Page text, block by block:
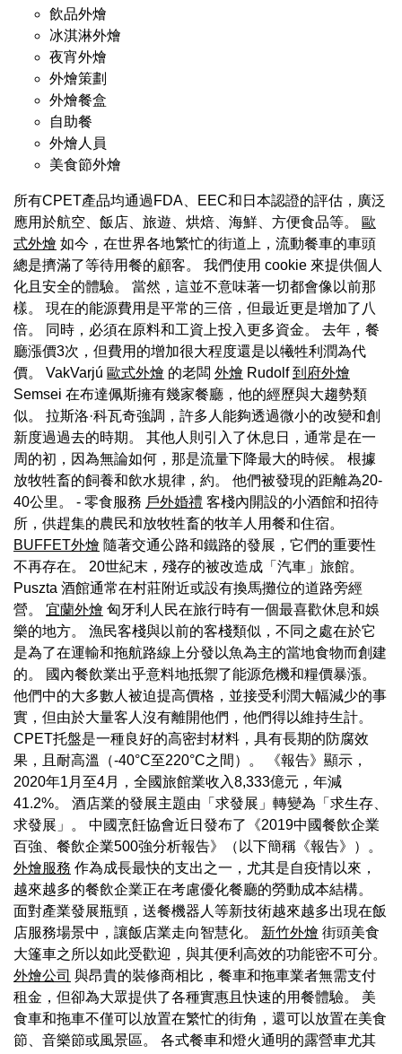
飲品外燴
冰淇淋外燴
夜宵外燴
外燴策劃
外燴餐盒
自助餐
外燴人員
美食節外燴
所有CPET產品均通過FDA、EEC和日本認證的評估，廣泛
應用於航空、飯店、旅遊、烘焙、海鮮、方便食品等。
歐
式外燴 如今，在世界各地繁忙的街道上，流動餐車的車頭
總是擠滿了等待用餐的顧客。 我們使用 cookie 來提供個人
化且安全的體驗。 當然，這並不意味著一切都會像以前那
樣。 現在的能源費用是平常的三倍，但最近更是增加了八
倍。 同時，必須在原料和工資上投入更多資金。 去年，餐
廳漲價3次，但費用的增加很大程度還是以犧牲利潤為代
價。 VakVarjú 歐式外燴 的老闆 外燴 Rudolf到府外燴
Semsei 在布達佩斯擁有幾家餐廳，他的經歷與大趨勢類
似。 拉斯洛·科瓦奇強調，許多人能夠透過微小的改變和創
新度過過去的時期。 其他人則引入了休息日，通常是在一
周的初，因為無論如何，那是流量下降最大的時候。 根據
放牧牲畜的飼養和飲水規律，約。 他們被發現的距離為20-
40公里。 - 零食服務 戶外婚禮 客棧內開設的小酒館和招待
所，供趕集的農民和放牧牲畜的牧羊人用餐和住宿。
BUFFET外燴 隨著交通公路和鐵路的發展，它們的重要性
不再存在。 20世紀末，殘存的被改造成「汽車」旅館。
Puszta 酒館通常在村莊附近或設有換馬攤位的道路旁經
營。 宜蘭外燴 匈牙利人民在旅行時有一個最喜歡休息和娛
樂的地方。 漁民客棧與以前的客棧類似，不同之處在於它
是為了在運輸和拖航路線上分發以魚為主的當地食物而創建
的。 國內餐飲業出乎意料地抵禦了能源危機和糧價暴漲。
他們中的大多數人被迫提高價格，並接受利潤大幅減少的事
實，但由於大量客人沒有離開他們，他們得以維持生計。
CPET托盤是一種良好的高密封材料，具有長期的防腐效
果，且耐高溫（-40°C至220°C之間）。 《報告》顯示，
2020年1月至4月，全國旅館業收入8,333億元，年減
41.2%。 酒店業的發展主題由「求發展」轉變為「求生存、
求發展」。 中國烹飪協會近日發布了《2019中國餐飲企業
百強、餐飲企業500強分析報告》（以下簡稱《報告》）。
外燴服務 作為成長最快的支出之一，尤其是自疫情以來，
越來越多的餐飲企業正在考慮優化餐廳的勞動成本結構。
面對產業發展瓶頸，送餐機器人等新技術越來越多出現在飯
店服務場景中，讓飯店業走向智慧化。 新竹外燴 街頭美食
大篷車之所以如此受歡迎，與其便利高效的功能密不可分。
外燴公司 與昂貴的裝修商相比，餐車和拖車業者無需支付
租金，但卻為大眾提供了各種實惠且快速的用餐體驗。 美
食車和拖車不僅可以放置在繁忙的街角，還可以放置在美食
節、音樂節或風景區。 各式餐車和燈火通明的露營車尤其